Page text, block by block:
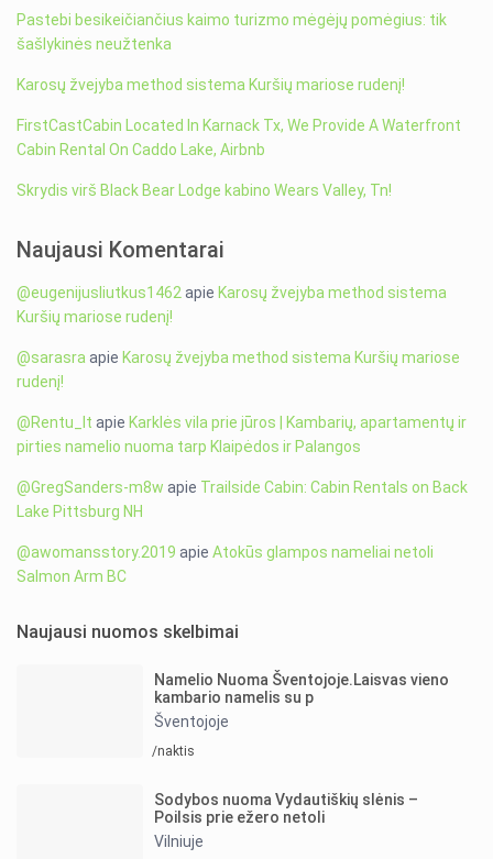
Pastebi besikeičiančius kaimo turizmo mėgėjų pomėgius: tik
šašlykinės neužtenka
Karosų žvejyba method sistema Kuršių mariose rudenį!
FirstCastCabin Located In Karnack Tx, We Provide A Waterfront
Cabin Rental On Caddo Lake, Airbnb
Skrydis virš Black Bear Lodge kabino Wears Valley, Tn!
Naujausi Komentarai
@eugenijusliutkus1462 apieKarosų žvejyba method sistema
Kuršių mariose rudenį!
@sarasra apieKarosų žvejyba method sistema Kuršių mariose
rudenį!
@Rentu_lt apieKarklės vila prie jūros | Kambarių, apartamentų ir
pirties namelio nuoma tarp Klaipėdos ir Palangos
@GregSanders-m8w apie Trailside Cabin: Cabin Rentals on Back
Lake Pittsburg NH
@awomansstory.2019 apieAtokūs glampos nameliai netoli
Salmon Arm BC
Naujausi nuomos skelbimai
Namelio Nuoma Šventojoje.Laisvas vieno
kambario namelis su p
Šventojoje
/naktis
Sodybos nuoma Vydautiškių slėnis –
Poilsis prie ežero netoli
Vilniuje